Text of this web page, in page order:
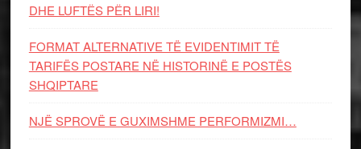
DHE LUFTЁS PЁR LIRI!
FORMAT ALTERNATIVE TË EVIDENTIMIT TË
TARIFËS POSTARE NË HISTORINË E POSTËS
SHQIPTARE
NJË SPROVË E GUXIMSHME PERFORMIZMI…